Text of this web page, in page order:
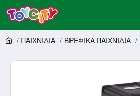
ΠΑΙΧΝΙΔΙΑ ΒΡΕΦΙΚΑ ΠΑΙΧΝΙΔΙΑ